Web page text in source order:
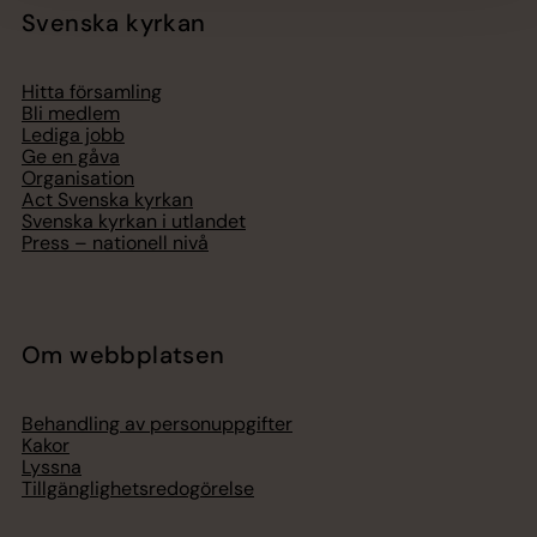
Svenska kyrkan
Hitta församling
Bli medlem
Lediga jobb
Ge en gåva
Organisation
Act Svenska kyrkan
Svenska kyrkan i utlandet
Press – nationell nivå
Om webbplatsen
Behandling av personuppgifter
Kakor
Lyssna
Tillgänglighetsredogörelse